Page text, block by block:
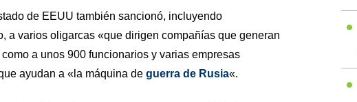
de EEUU también sancionó, incluyendo
a varios oligarcas «que dirigen compañías que generan
a unos 900 funcionarios y varias empresas
ayudan a «la máquina de guerra de Rusia«.